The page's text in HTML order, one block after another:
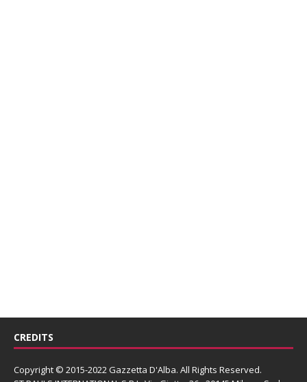
CREDITS
Copyright © 2015-2022 Gazzetta D'Alba. All Rights Reserved.